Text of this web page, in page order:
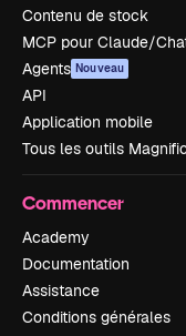
Contenu de stock
MCP pour Claude/
Agents Nouveau
API
Application mobile
Tous les outils Magnific
Commencer
Academy
Documentation
Assistance
Conditions générales